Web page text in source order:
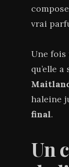
vrai
Une fois
qu’elle a
haleine
final.
Un